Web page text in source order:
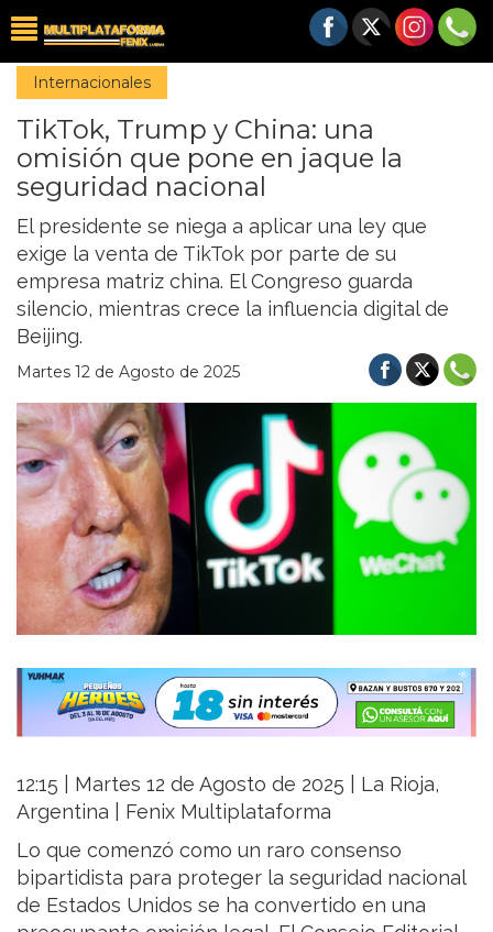
Internacionales
TikTok, Trump y China: una
omisión que pone en jaque la
seguridad nacional
El presidente se niega a aplicar una ley que
exige la venta de TikTok por parte de su
empresa matriz china. El Congreso guarda
silencio, mientras crece la influencia digital de
Beijing.
Martes 12 de Agosto de 2025
12:15 | Martes 12 de Agosto de 2025 | La Rioja,
Argentina | Fenix Multiplataforma
Lo que comenzó como un raro consenso
bipartidista para proteger la seguridad nacional
de Estados Unidos se ha convertido en una